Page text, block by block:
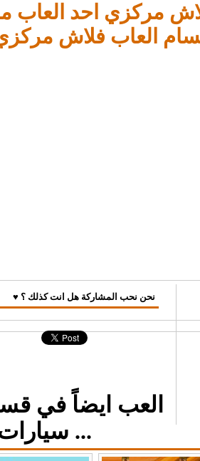
مركزي احد العاب
العاب فلاش
♥ نحن نحب المشاركة هل انت كذلك ؟
العب ايضاً في
سيارات ...